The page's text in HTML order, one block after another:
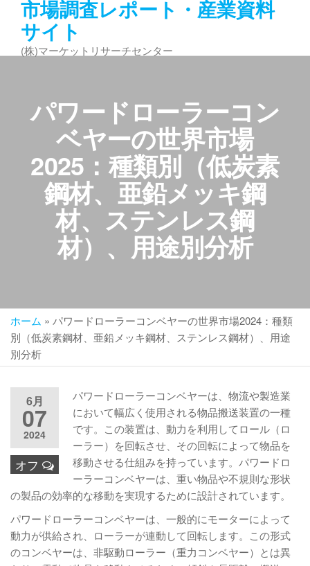
ン
市場調査レポート・産業資料
サイト
(株)マーケットリサーチセンター
パワードローラーコン
ベヤーの世界市場
2025：種類別（低炭素
鋼材、亜鉛メッキ鋼
材、ステンレス鋼
材）、用途別分析
ホーム » パワードローラーコンベヤーの世界市場2024：種類
別（低炭素鋼材、亜鉛メッキ鋼材、ステンレス鋼材）、用途
別分析
6月
07
2024
オフ
パワードローラーコンベヤーは、物流や製造業
において幅広く使用される物品搬送装置の一種
です。この装置は、動力を利用してロール（ロ
ーラー）を回転させ、その回転によって物品を
移動させる仕組みを持っています。パワードロ
ーラーコンベヤーは、重い物品や不規則な形状
の製品の効率的な移動を実現するために設計されています。
パワードローラーコンベヤーは、一般的にモーターによって
動力が供給され、ローラーが連動して回転します。この形式
のコンベヤーは、非駆動ローラー（重力コンベヤー）とは異